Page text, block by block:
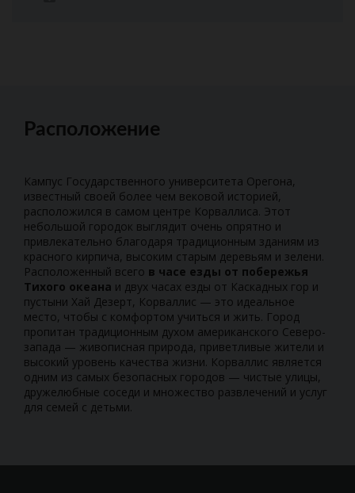
Расположение
Кампус Государственного университета Орегона,
известный своей более чем вековой историей,
расположился в самом центре Корваллиса. Этот
небольшой городок выглядит очень опрятно и
привлекательно благодаря традиционным зданиям из
красного кирпича, высоким старым деревьям и зелени.
Расположенный всего в часе езды от побережья
Тихого океана и двух часах езды от Каскадных гор и
пустыни Хай Дезерт, Корваллис — это идеальное
место, чтобы с комфортом учиться и жить. Город
пропитан традиционным духом американского Северо-
запада — живописная природа, приветливые жители и
высокий уровень качества жизни. Корваллис является
одним из самых безопасных городов — чистые улицы,
дружелюбные соседи и множество развлечений и услуг
для семей с детьми.